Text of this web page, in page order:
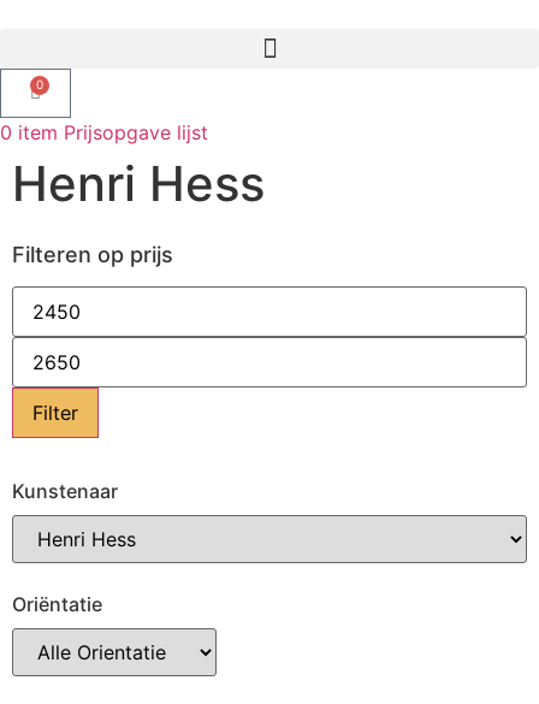
0
0 item Prijsopgave lijst
Henri Hess
Filteren op prijs
Filter
Kunstenaar
Oriëntatie